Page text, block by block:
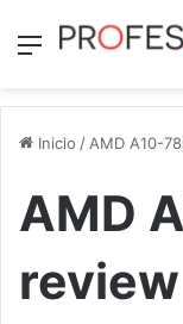
Menú
Inicio /AMD A10-
AMD
review